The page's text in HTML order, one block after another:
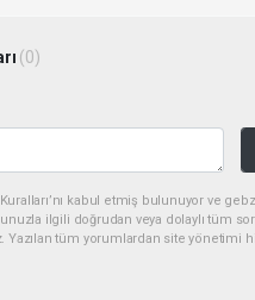
(0)
kabul etmiş bulunuyor ve
ilgili doğrudan veya dolaylı tüm
Yazılan tüm yorumlardan site yönetimi